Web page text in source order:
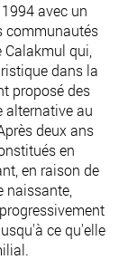
avec un
communautés
qui,
dans la
proposé des
alternative au
deux ans
en
en raison de
naissante,
ce qu'elle